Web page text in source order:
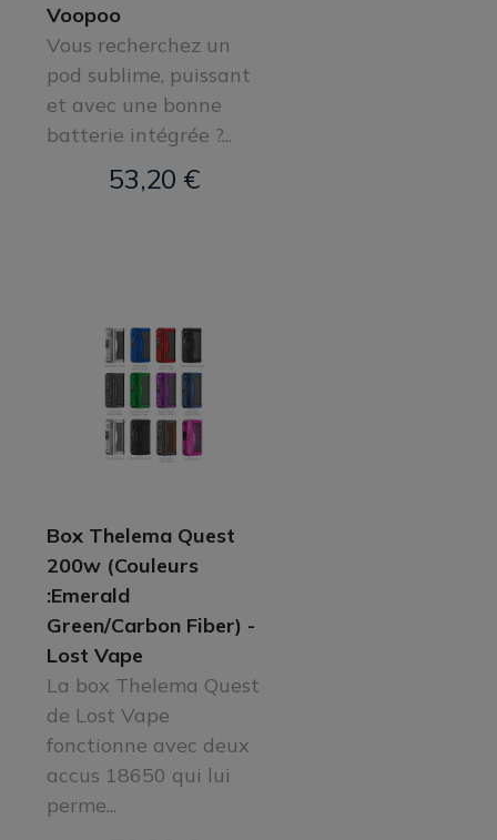
Voopoo
Vous recherchez un
pod sublime, puissant
et avec une bonne
batterie intégrée ?...
53,20 €
Box Thelema Quest
200w (Couleurs
:Emerald
Green/Carbon Fiber) -
Lost Vape
La box Thelema Quest
de Lost Vape
fonctionne avec deux
accus 18650 qui lui
perme...